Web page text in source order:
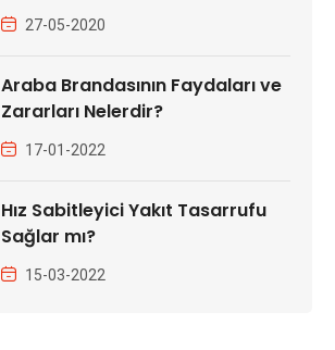
27-05-2020
Araba Brandasının Faydaları ve
Zararları Nelerdir?
17-01-2022
Hız Sabitleyici Yakıt Tasarrufu
Sağlar mı?
15-03-2022